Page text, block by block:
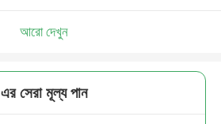
আরো দেখুন
এর সেরা মূল্য পান